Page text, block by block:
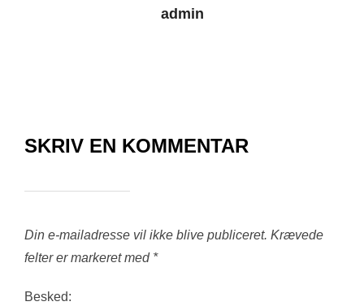
admin
SKRIV EN KOMMENTAR
Din e-mailadresse vil ikke blive publiceret. Krævede
felter er markeret med *
Besked: